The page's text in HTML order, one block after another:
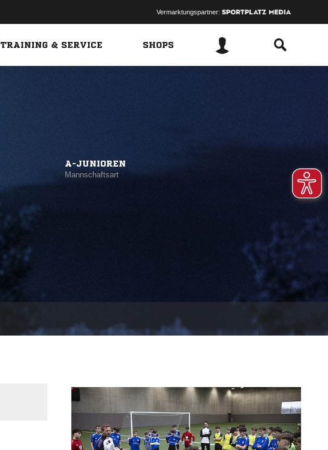
Vermarktungspartner:
TRAINING & SERVICE SHOPS
A-JUNIOREN
Mannschaftsart